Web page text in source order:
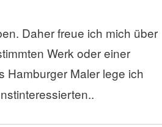
Daher freue ich mich über
Werk oder einer
Hamburger Maler lege ich